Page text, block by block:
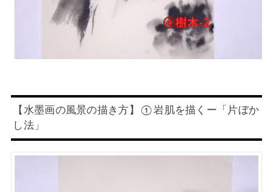
【水墨画の風景の描き方】①岩肌を描くー「片ぼか
し法」